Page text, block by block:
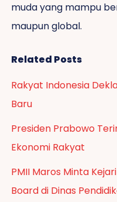
muda yang mampu
maupun global.
Related Posts
Rakyat Indonesia
Baru
Presiden Prabowo
Ekonomi Rakyat
PMII Maros Minta
Board di Dinas